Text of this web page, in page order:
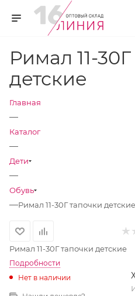
Римал 11-
детские
Главная
—
Каталог
—
Дети
—
Обувь
—Римал 11-30Г тапочки детские
Римал 11-30Г тапочки детские
Подробности
Нет в наличии